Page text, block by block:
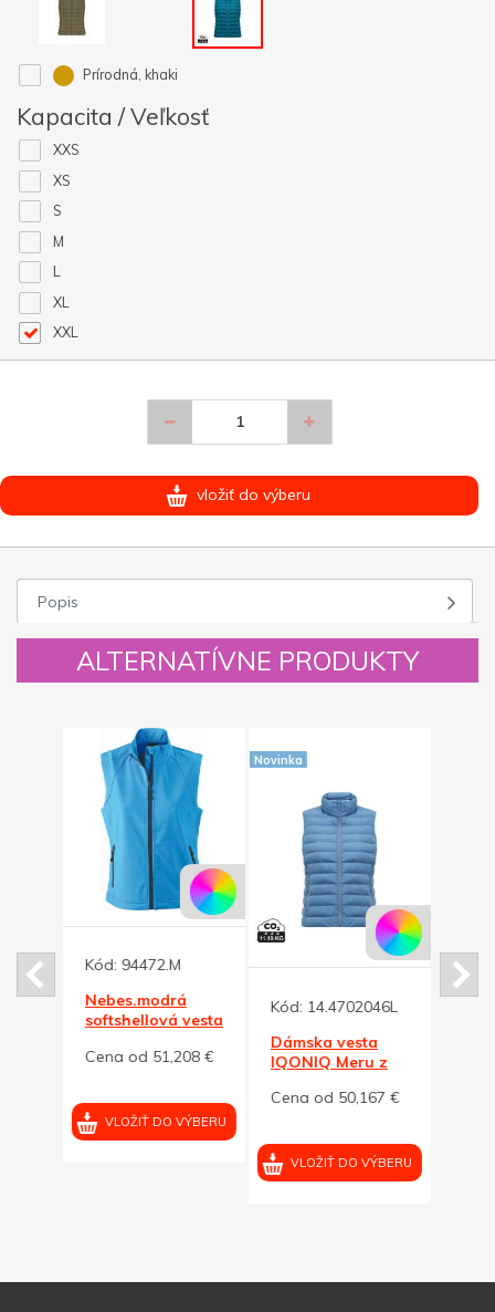
Prírodná, khaki
Kapacita / Veľkosť
XXS
XS
S
M
L
XL
XXL
vložiť do výberu
Popis
ALTERNATÍVNE PRODUKTY
Kód: 94472.M
Nebes.modrá
softshellová vesta
M
Cena od 51,208 €
VLOŽIŤ DO VÝBERU
Novinka
Kód: 14.4702046L
Dámska vesta
IQONIQ Meru z
svetlomodrá, L
Cena od 50,167 €
VLOŽIŤ DO VÝBERU